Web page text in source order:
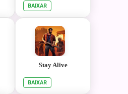
BAIXAR
Stay Alive
BAIXAR